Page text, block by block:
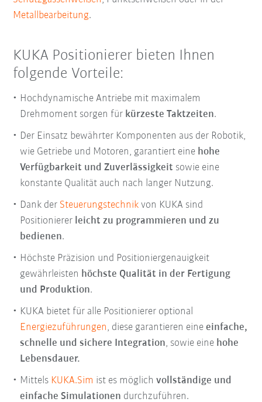
Metallbearbeitung.
KUKA Positionierer bieten Ihnen
folgende Vorteile:
Hochdynamische Antriebe mit maximalem
Drehmoment sorgen für kürzeste Taktzeiten.
Der Einsatz bewährter Komponenten aus der Robotik,
wie Getriebe und Motoren, garantiert eine hohe
Verfügbarkeit und Zuverlässigkeit sowie eine
konstante Qualität auch nach langer Nutzung.
Dank der Steuerungstechnik von KUKA sind
Positionierer leicht zu programmieren und zu
bedienen.
Höchste Präzision und Positioniergenauigkeit
gewährleisten höchste Qualität in der Fertigung
und Produktion.
KUKA bietet für alle Positionierer optional
Energiezuführungen, diese garantieren eineeinfache,
schnelle und sichere Integration, sowie eine hohe
Lebensdauer.
Mittels KUKA.Sim ist es möglichvollständige und
einfache Simulationen durchzuführen.